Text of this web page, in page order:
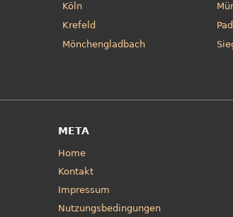
Köln
Krefeld
Mönchengladbach
META
Home
Kontakt
Impressum
Nutzungsbedingungen